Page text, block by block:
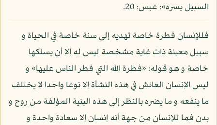
السبيل يسره»: عبس: 20.
فللإنسان فطرة خاصة تهديه إلى سنة خاصة في الحياة و
سبيل معينة ذات غاية مشخصة ليس له إلا أن يسلكها
خاصة و هو قوله: «فطرة الله التي فطر الناس عليها» و
ليس الإنسان العائش في هذه النشأة إلا نوعا واحدا لا يختلف
ما ينفعه و ما يضره بالنظر إلى هذه البنية المؤلفة من روح و
بدن فما للإنسان من جهة أنه إنسان إلا سعادة واحدة و